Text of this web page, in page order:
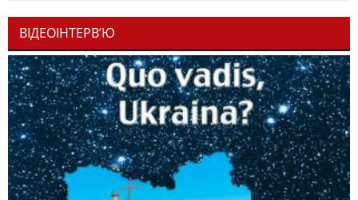
ВІДЕОІНТЕРВ’Ю